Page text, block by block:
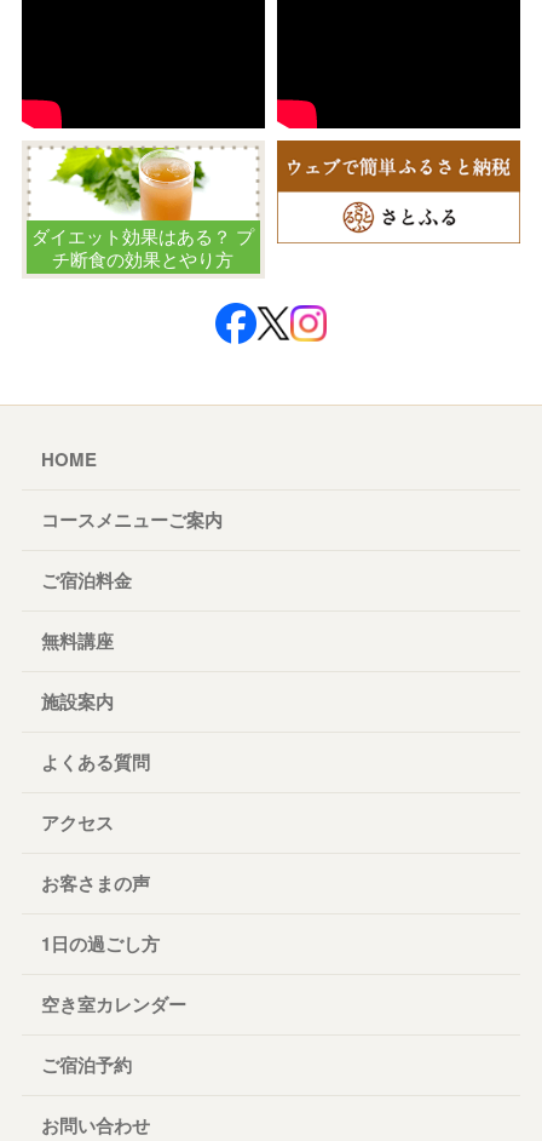
ダイエット効果はある？ プ
チ断食の効果とやり方
HOME
コースメニューご案内
ご宿泊料金
無料講座
施設案内
よくある質問
アクセス
お客さまの声
1日の過ごし方
空き室カレンダー
ご宿泊予約
お問い合わせ